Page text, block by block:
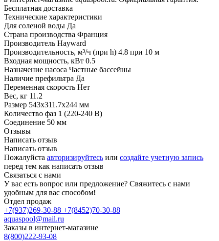
Бесплатная доставка
Технические характеристики
Для соленой воды Да
Страна производства Франция
Производитель Hayward
Производительность, м³/ч (при h) 4.8 при 10 м
Входная мощность, кВт 0.5
Назначение насоса Частные бассейны
Наличие префильтра Да
Переменная скорость Нет
Вес, кг 11.2
Размер 543х311.7х244 мм
Количество фаз 1 (220-240 В)
Соединение 50 мм
Отзывы
Написать отзыв
Написать отзыв
Пожалуйста авторизируйтесь или создайте учетную запись
перед тем как написать отзыв
Связаться с нами
У вас есть вопрос или предложение? Свяжитесь с нами
удобным для вас способом!
Отдел продаж
+7(937)269-30-88 +7(8452)70-30-88
aquaspool@mail.ru
Заказы в интернет-магазине
8(800)222-93-08